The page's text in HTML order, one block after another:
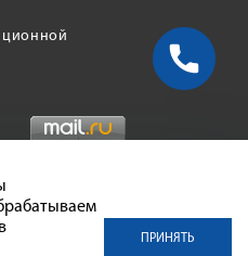
ПРИНЯТЬ